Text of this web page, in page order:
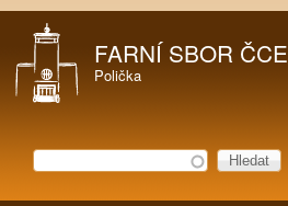
FARNÍ SBOR ČCE
Polička
Vyhledávání
Hledat